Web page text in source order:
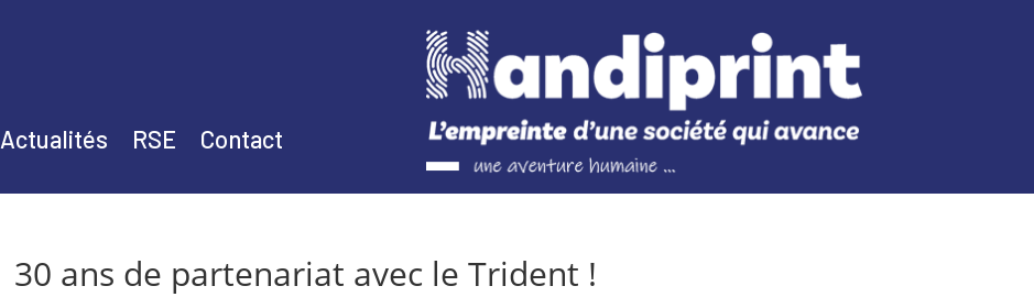
Actualités RSE Contact
30 ans de partenariat avec le Trident !